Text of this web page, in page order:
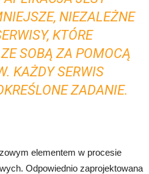
NIEZALEŻNE
KTÓRE
SOBĄ ZA POMOCĄ
KAŻDY SERWIS
ZADANIE.
elementem w procesie
Odpowiednio zaprojektowana